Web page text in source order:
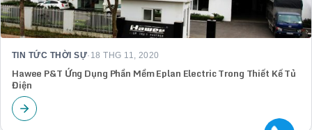
TIN TỨC THỜI SỰ· 18 THG 11, 2020
Hawee P&T Ứng Dụng Phần Mềm Eplan Electric Trong Thiết Kế Tủ
Điện